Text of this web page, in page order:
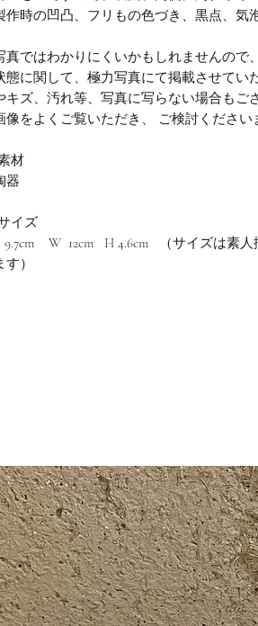
作時の凹凸、フリもの色づき、黒点、気
真ではわかりにくいかもしれませんので
態に関して、極力写真にて掲載させてい
キズ、汚れ等、写真に写らない場合もご
像をよくご覧いただき、 ご検討ください
材
器
イズ
9.7cm W 12cm H 4.6cm （サイズは素人
す）